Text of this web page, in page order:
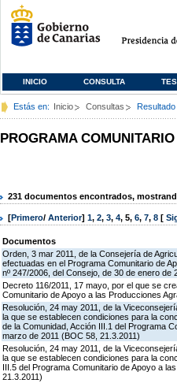
INICIO CONSULTA
Estás en: Inicio Consultas
PROGRAMA
231 documentos encontrados,
[Primero/ Anterior] 1, 2, 3, 4, 5, 6, 7, 8 [
Documentos
Orden, 3 mar 2011, de la Consejería de
efectuadas en el Programa Comunitario de
nº 247/2006, del Consejo, de 30 de enero de
Decreto 116/2011, 17 mayo, por el que se
Comunitario de Apoyo a las Producciones
Resolución, 24 may 2011, de la
la que se establecen condiciones para la
de la Comunidad, Acción III.1 del Programa
marzo de 2011 (BOC 58, 21.3.2011)
Resolución, 24 may 2011, de la
la que se establecen condiciones para la
III.5 del Programa Comunitario de Apoyo a
21.3.2011)